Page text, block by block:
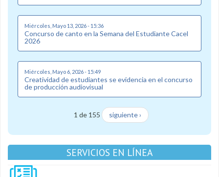
Miércoles, Mayo 13, 2026 - 15:36
Concurso de canto en la Semana del Estudiante Cacel
2026
Miércoles, Mayo 6, 2026 - 15:49
Creatividad de estudiantes se evidencia en el concurso
de producción audiovisual
1 de 155 siguiente ›
SERVICIOS EN LÍNEA